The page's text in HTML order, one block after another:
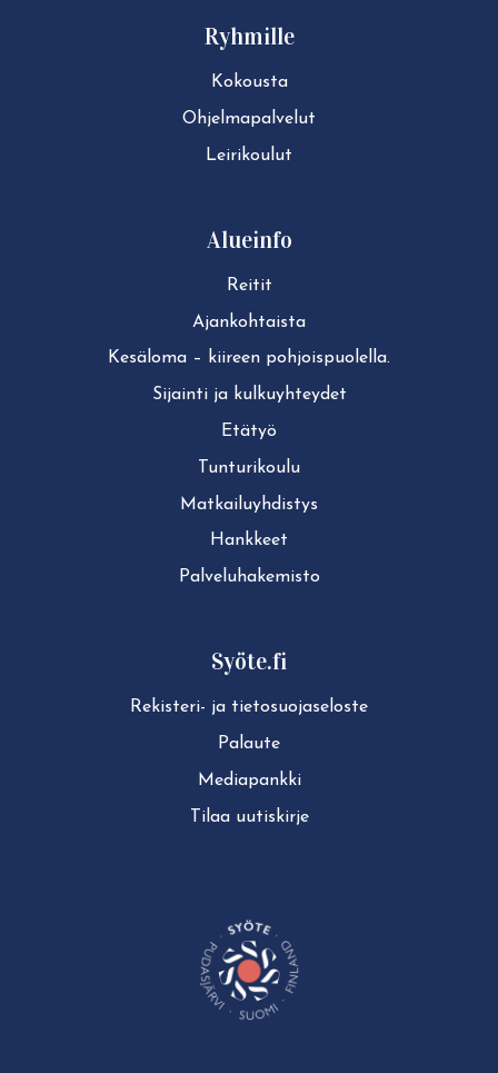
Ryhmille
Kokousta
Ohjelmapalvelut
Leirikoulut
Alueinfo
Reitit
Ajan­koh­tais­ta
Kesäloma – kiireen pohjoispuolella.
Sijainti ja kul­ku­yh­tey­det
Etätyö
Tun­tu­ri­kou­lu
Mat­kai­lu­yh­dis­tys
Hankkeet
Pal­ve­lu­ha­ke­mis­to
Syöte.fi
Rekisteri- ja tie­to­suo­ja­se­los­te
Palaute
Mediapankki
Tilaa uutiskirje